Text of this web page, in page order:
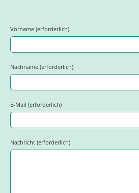
Vorname (erforderlich)
Nachname (erforderlich)
E-Mail (erforderlich)
Nachricht (erforderlich)